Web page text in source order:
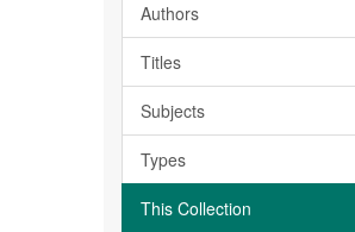
Authors
Titles
Subjects
Types
This Collection